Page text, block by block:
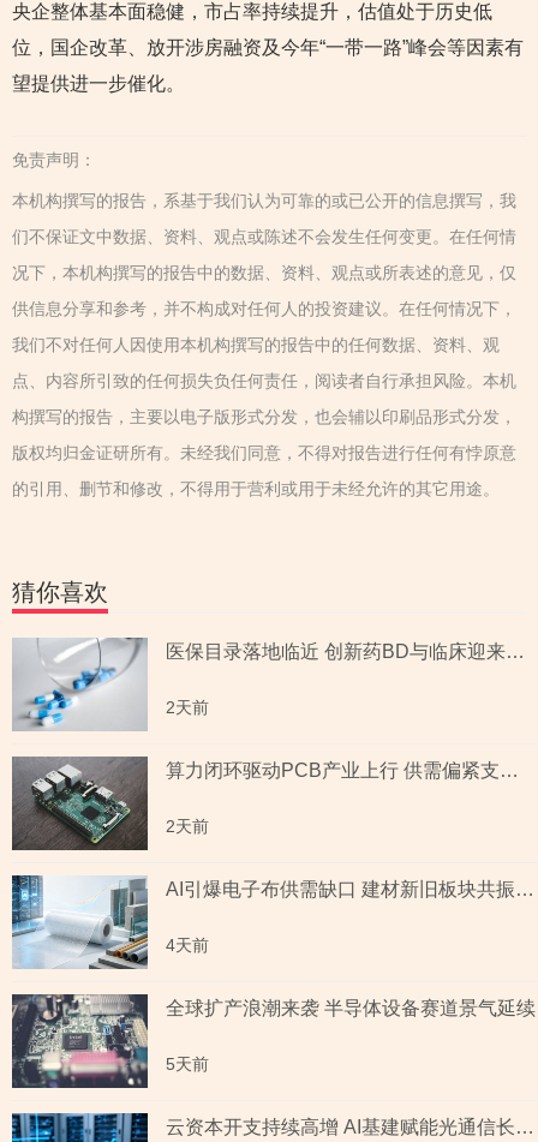
央企整体基本面稳健，市占率持续提升，估值处于历史低
位，国企改革、放开涉房融资及今年“一带一路”峰会等因素有
望提供进一步催化。
免责声明：
本机构撰写的报告，系基于我们认为可靠的或已公开的信息撰写，我
们不保证文中数据、资料、观点或陈述不会发生任何变更。在任何情
况下，本机构撰写的报告中的数据、资料、观点或所表述的意见，仅
供信息分享和参考，并不构成对任何人的投资建议。在任何情况下，
我们不对任何人因使用本机构撰写的报告中的任何数据、资料、观
点、内容所引致的任何损失负任何责任，阅读者自行承担风险。本机
构撰写的报告，主要以电子版形式分发，也会辅以印刷品形式分发，
版权均归金证研所有。未经我们同意，不得对报告进行任何有悖原意
的引用、删节和修改，不得用于营利或用于未经允许的其它用途。
猜你喜欢
医保目录落地临近 创新药BD与临床迎来多重催化
2天前
算力闭环驱动PCB产业上行 供需偏紧支撑景气延续
2天前
AI引爆电子布供需缺口 建材新旧板块共振回暖
4天前
全球扩产浪潮来袭 半导体设备赛道景气延续
5天前
云资本开支持续高增 AI基建赋能光通信长期成长